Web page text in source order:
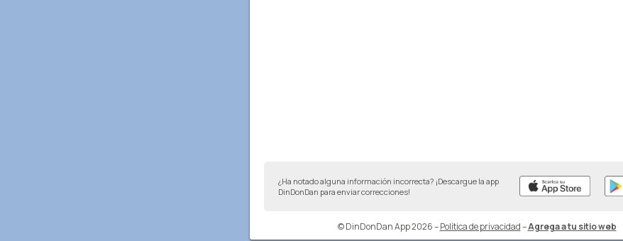
¿Ha notado alguna información incorrecta? ¡Descargue la app
DinDonDan para enviar correcciones!
© DinDonDan App 2026– Política de privacidad–Agrega a tu sitio web